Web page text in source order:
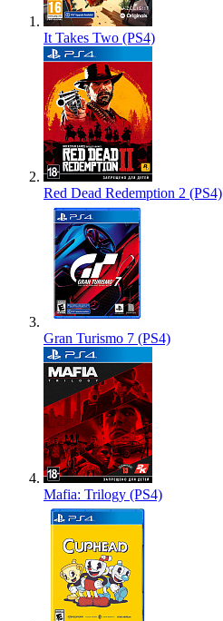
It Takes Two (PS4)
Red Dead Redemption 2 (PS4)
Gran Turismo 7 (PS4)
Mafia: Trilogy (PS4)